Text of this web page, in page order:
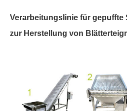
Verarbeitungslinie für gepuffte
zur Herstellung von